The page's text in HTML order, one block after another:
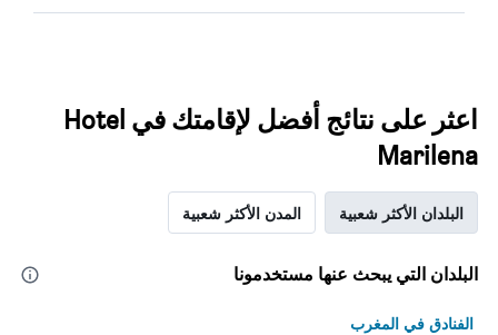
اعثر على نتائج أفضل لإقامتك في Hotel
Marilena
البلدان الأكثر شعبية المدن الأكثر شعبية
البلدان التي يبحث عنها مستخدمونا
الفنادق في المغرب